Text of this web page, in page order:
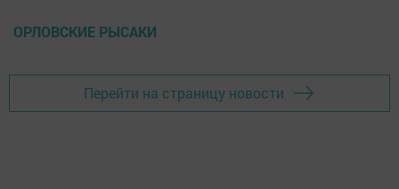
ОРЛОВСКИЕ РЫСАКИ
Перейти на страницу новости